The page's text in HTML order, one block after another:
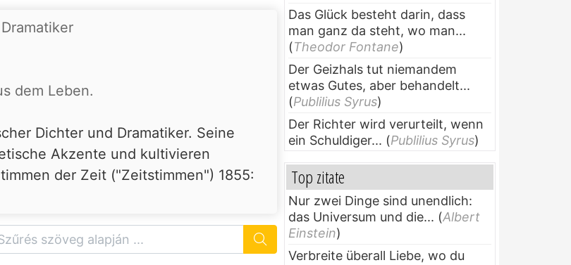
dem Leben.
Dichter und Dramatiker. Seine
Akzente und kultivieren
der Zeit ("Zeitstimmen") 1855:
Das Glück besteht darin, dass
man ganz da steht, wo man...
(Theodor Fontane)
Der Geizhals tut niemandem
etwas Gutes, aber behandelt...
(Publilius Syrus)
Der Richter wird verurteilt, wenn
ein Schuldiger... (Publilius Syrus)
Top zitate
Nur zwei Dinge sind unendlich:
das Universum und die... (Albert
Einstein)
Verbreite überall Liebe, wo du